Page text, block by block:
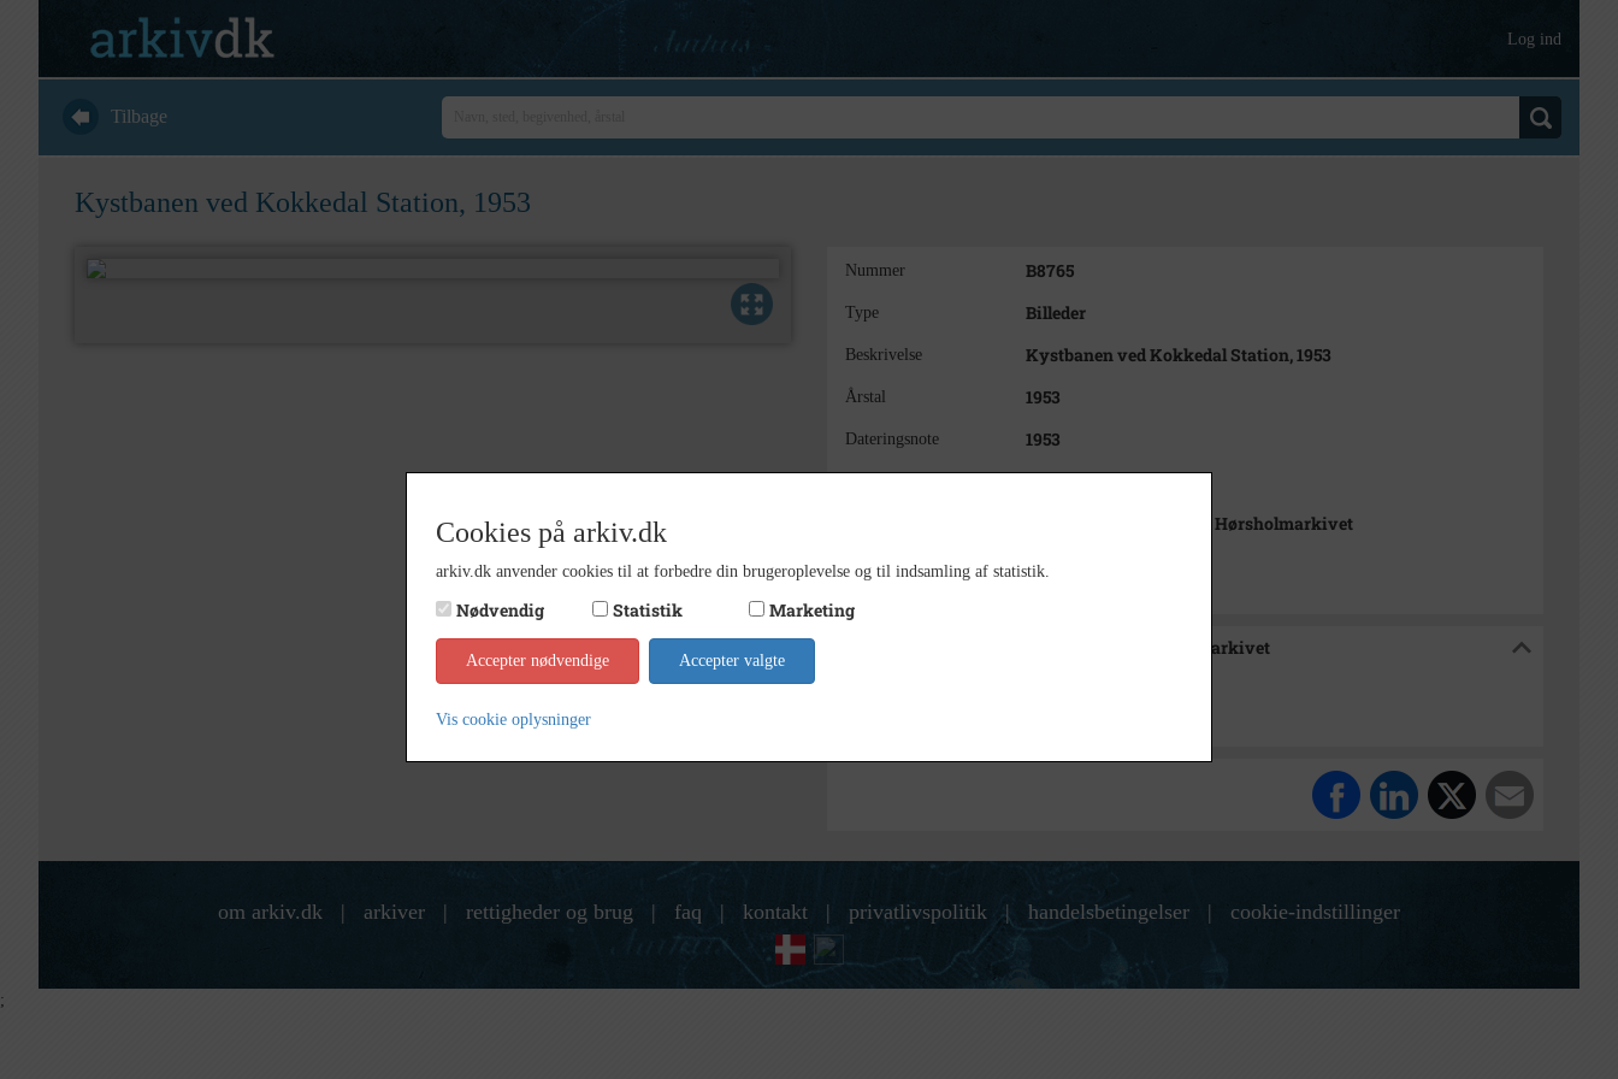
Log ind
Tilbage
Kystbanen ved Kokkedal Station, 1953
Nummer B8765
Type Billeder
Beskrivelse Kystbanen ved Kokkedal Station, 1953
Årstal 1953
Dateringsnote 1953
Pedersen, Helge
Museum Nordsjælland, Hørsholmarkivet
Kontakt arkivet
Søg videre i Museum Nordsjælland, Hørsholmarkivet
om arkiv.dk | arkiver | rettigheder og brug | faq | kontakt | privatlivspolitik | handelsbetingelser | cookie-indstillinger
Cookies på arkiv.dk
arkiv.dk anvender cookies til at forbedre din brugeroplevelse og til indsamling af statistik.
Nødvendig Statistik Marketing
Accepter nødvendige Accepter valgte
Vis cookie oplysninger
;